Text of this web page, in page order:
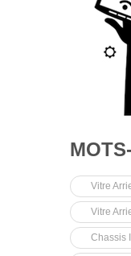
Vitre
Vitre
Chassis